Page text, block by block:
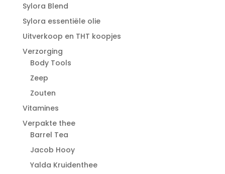
Sylora Blend
Sylora essentiële olie
Uitverkoop en THT koopjes
Verzorging
Body Tools
Zeep
Zouten
Vitamines
Verpakte thee
Barrel Tea
Jacob Hooy
Yalda Kruidenthee